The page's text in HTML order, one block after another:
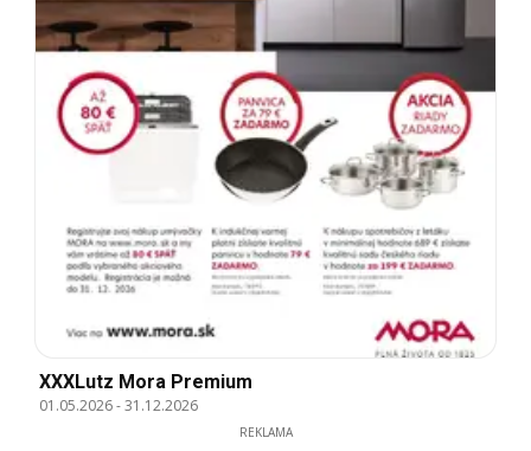
XXXLutz Mora Premium
01.05.2026-31.12.2026
REKLAMA